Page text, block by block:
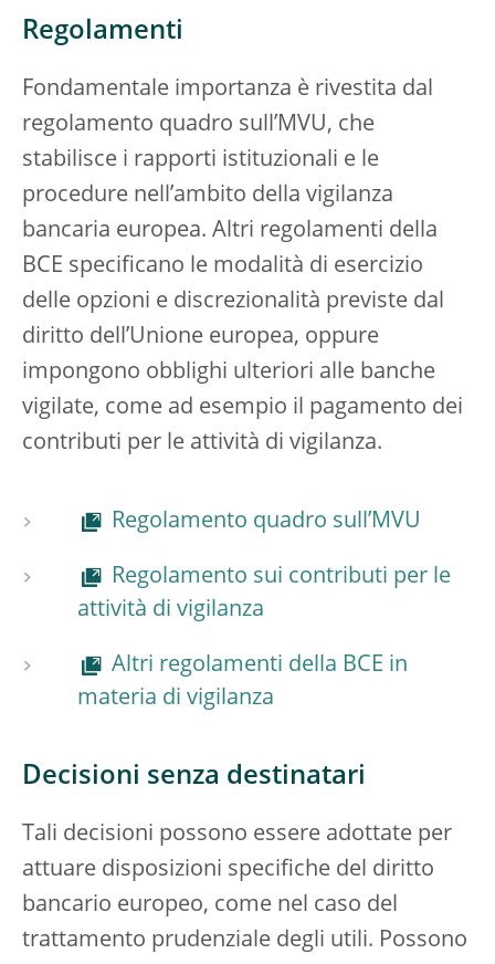
Regolamenti
Fondamentale importanza è rivestita dal
regolamento quadro sull’MVU, che
stabilisce i rapporti istituzionali e le
procedure nell’ambito della vigilanza
bancaria europea. Altri regolamenti della
BCE specificano le modalità di esercizio
delle opzioni e discrezionalità previste dal
diritto dell’Unione europea, oppure
impongono obblighi ulteriori alle banche
vigilate, come ad esempio il pagamento dei
contributi per le attività di vigilanza.
Regolamento quadro sull’MVU
Regolamento sui contributi per le
attività di vigilanza
Altri regolamenti della BCE in
materia di vigilanza
Decisioni senza destinatari
Tali decisioni possono essere adottate per
attuare disposizioni specifiche del diritto
bancario europeo, come nel caso del
trattamento prudenziale degli utili. Possono